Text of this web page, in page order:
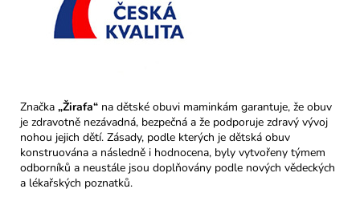
Značka „Žirafa“ na dětské obuvi maminkám garantuje, že obuv
je zdravotně nezávadná, bezpečná a že podporuje zdravý vývoj
nohou jejich dětí. Zásady, podle kterých je dětská obuv
konstruována a následně i hodnocena, byly vytvořeny týmem
odborníků a neustále jsou doplňovány podle nových vědeckých
a lékařských poznatků.